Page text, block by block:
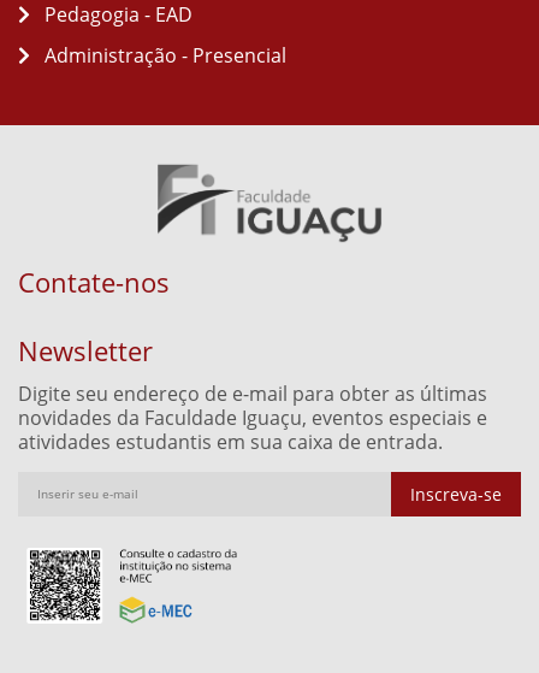
Pedagogia - EAD
Administração - Presencial
Contate-nos
Newsletter
Digite seu endereço de e-mail para obter as últimas
novidades da Faculdade Iguaçu, eventos especiais e
atividades estudantis em sua caixa de entrada.
Inscreva-se